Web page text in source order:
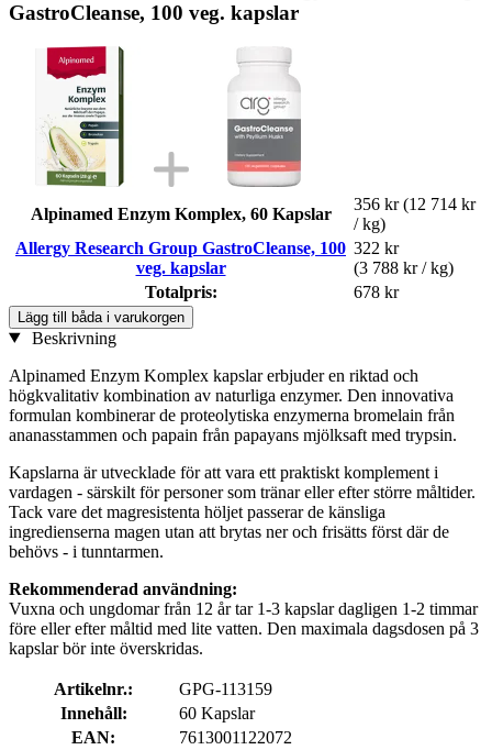
GastroCleanse, 100 veg. kapslar
Alpinamed Enzym Komplex, 60 Kapslar
356 kr (12 714 kr
/ kg)
Allergy Research Group GastroCleanse, 100
veg. kapslar
322 kr
(3 788 kr / kg)
Totalpris:
678 kr
Lägg till båda i varukorgen
Beskrivning
Alpinamed Enzym Komplex kapslar erbjuder en riktad och
högkvalitativ kombination av naturliga enzymer. Den innovativa
formulan kombinerar de proteolytiska enzymerna bromelain från
ananasstammen och papain från papayans mjölksaft med trypsin.
Kapslarna är utvecklade för att vara ett praktiskt komplement i
vardagen - särskilt för personer som tränar eller efter större måltider.
Tack vare det magresistenta höljet passerar de känsliga
ingredienserna magen utan att brytas ner och frisätts först där de
behövs - i tunntarmen.
Rekommenderad användning:
Vuxna och ungdomar från 12 år tar 1-3 kapslar dagligen 1-2 timmar
före eller efter måltid med lite vatten. Den maximala dagsdosen på 3
kapslar bör inte överskridas.
Artikelnr.:
GPG-113159
Innehåll:
60 Kapslar
EAN:
7613001122072